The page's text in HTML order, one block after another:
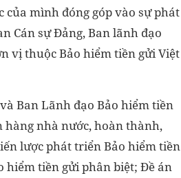
mình đóng góp vào sự phát
Cán sự Đảng, Ban lãnh đạo
vị thuộc Bảo hiểm tiền gửi Việt
Ban Lãnh đạo Bảo hiểm tiền
hàng nhà nước, hoàn thành,
lược phát triển Bảo hiểm tiền
hiểm tiền gửi phân biệt; Đề án